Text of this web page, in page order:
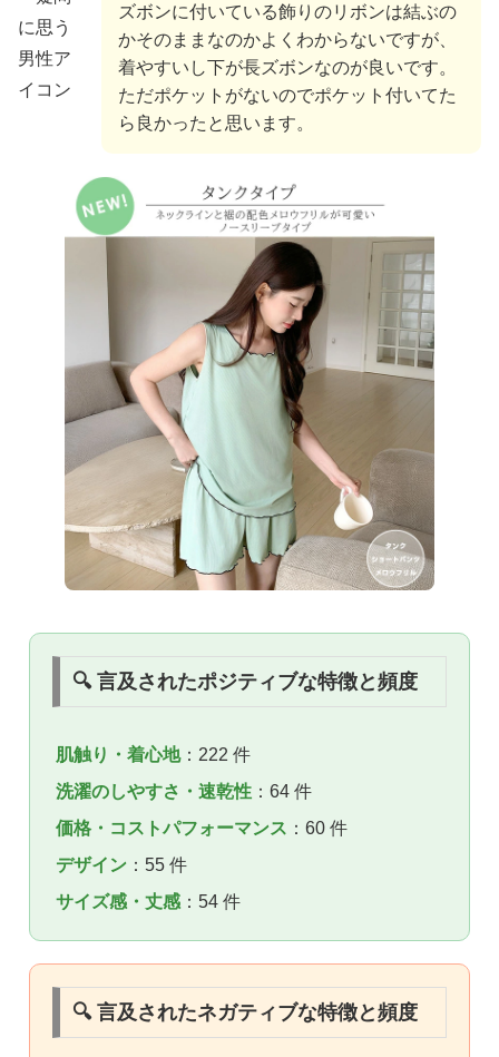
ズボンに付いている飾りのリボンは結ぶの
かそのままなのかよくわからないですが、
着やすいし下が長ズボンなのが良いです。
ただポケットがないのでポケット付いてた
ら良かったと思います。
🔍 言及されたポジティブな特徴と頻度
肌触り・着心地：222 件
洗濯のしやすさ・速乾性 ：64 件
価格・コストパフォーマンス ：60 件
デザイン ：55 件
サイズ感・丈感 ：54 件
🔍 言及されたネガティブな特徴と頻度